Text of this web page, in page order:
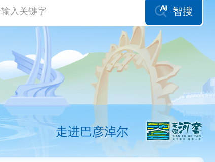
智搜
走进巴彦淖尔